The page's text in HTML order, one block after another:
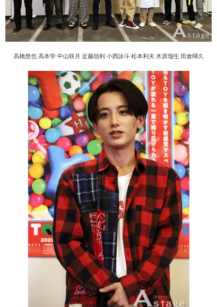
高橋悠也 高本学 中山咲月 近藤頌利 小西詠斗 松本利夫 木原瑠生 田倉暉久